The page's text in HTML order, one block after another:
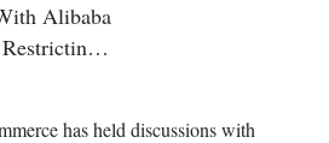
Alibaba
has held discussions with